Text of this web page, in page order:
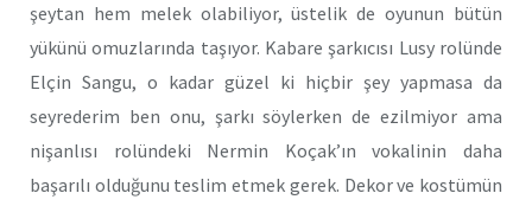
şeytan hem melek olabiliyor, üstelik de oyunun bütün
yükünü omuzlarında taşıyor. Kabare şarkıcısı Lusy rolünde
Elçin Sangu, o kadar güzel ki hiçbir şey yapmasa da
seyrederim ben onu, şarkı söylerken de ezilmiyor ama
nişanlısı rolündeki Nermin Koçak’ın vokalinin daha
başarılı olduğunu teslim etmek gerek. Dekor ve kostümün